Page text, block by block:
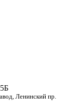
Ленинский пр.